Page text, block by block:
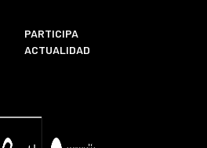
PARTICIPA
ACTUALIDAD